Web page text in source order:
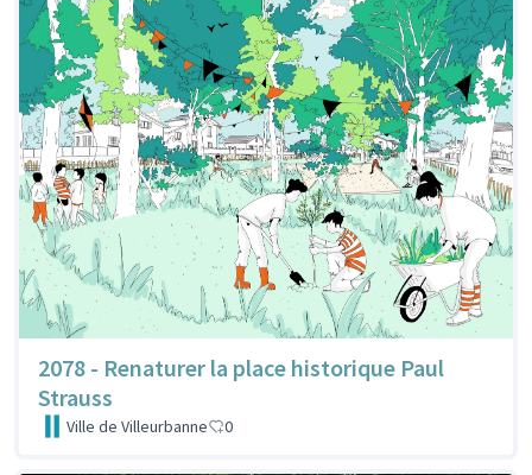
2078 - Renaturer la place historique Paul
Strauss
Ville de Villeurbanne 0